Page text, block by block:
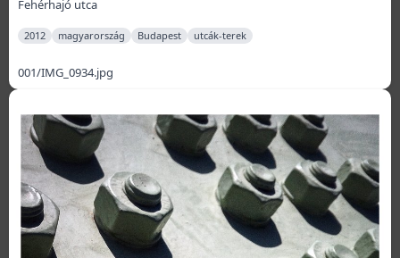
Fehérhajó utca
2012 magyarország Budapest utcák-terek
001/IMG_0934.jpg